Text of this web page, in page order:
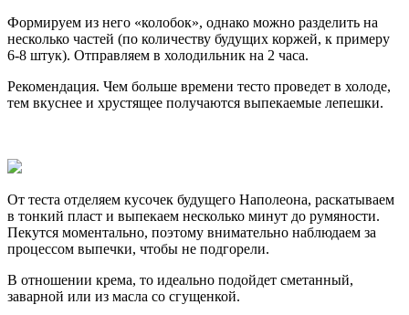
Формируем из него «колобок», однако можно разделить на
несколько частей (по количеству будущих коржей, к примеру
6-8 штук). Отправляем в холодильник на 2 часа.
Рекомендация. Чем больше времени тесто проведет в холоде,
тем вкуснее и хрустящее получаются выпекаемые лепешки.
От теста отделяем кусочек будущего Наполеона, раскатываем
в тонкий пласт и выпекаем несколько минут до румяности.
Пекутся моментально, поэтому внимательно наблюдаем за
процессом выпечки, чтобы не подгорели.
В отношении крема, то идеально подойдет сметанный,
заварной или из масла со сгущенкой.